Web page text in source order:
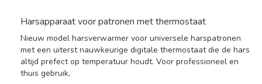
Harsapparaat voor patronen met thermostaat
Nieuw model harsverwarmer voor universele harspatronen
met een uiterst nauwkeurige digitale thermostaat die de hars
altijd prefect op temperatuur houdt. Voor professioneel en
thuis gebruik,